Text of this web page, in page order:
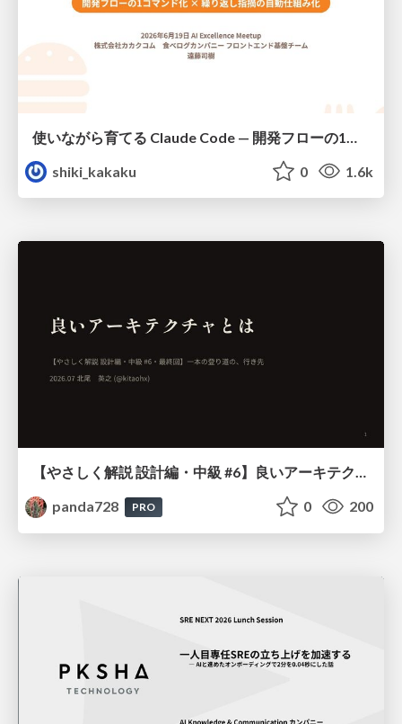
shiki_kakaku
0 1.6k
【やさしく解説 設計編・中級 #6】良いアーキテクチャとは ～ 一本の登り道の、行き先 ～
panda728
PRO 0 200